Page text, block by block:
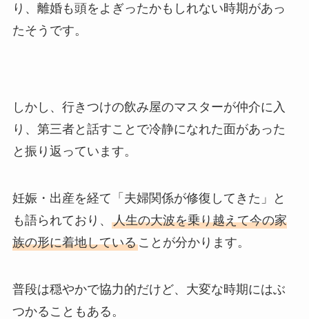
り、離婚も頭をよぎったかもしれない時期があっ
たそうです。
しかし、行きつけの飲み屋のマスターが仲介に入
り、第三者と話すことで冷静になれた面があった
と振り返っています。
妊娠・出産を経て「夫婦関係が修復してきた」と
も語られており、 人生の大波を乗り越えて今の家
族の形に着地していることが分かります。
普段は穏やかで協力的だけど、大変な時期にはぶ
つかることもある。